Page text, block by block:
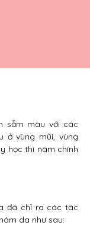
sẫm màu với các
ở vùng mũi, vùng
học thì nám chính
đã chỉ ra các tác
da như sau: